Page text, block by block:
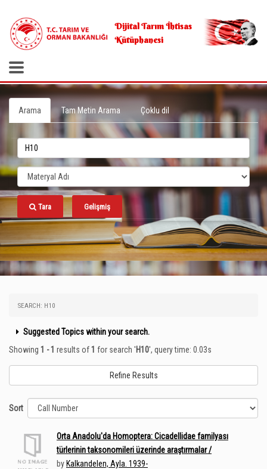
Dijital Tarım İhtisas
Kütüphanesi
Arama Tam Metin Arama Çoklu dil
Tara Gelişmiş
SEARCH: H10
Suggested Topics within your search.
Showing 1 - 1 results of1 for search 'H10', query time: 0.03s
Refine Results
Sort
Orta Anadolu'da Homoptera: Cicadellidae familyası
türlerinin taksonomileri üzerinde araştırmalar /
by Kalkandelen, Ayla. 1939-